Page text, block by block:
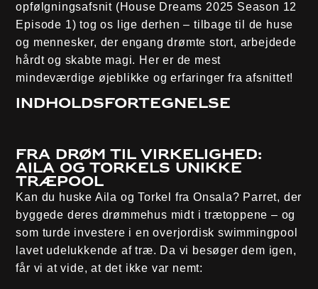
opfølgningsafsnit (House Dreams 2025 Season 12
Episode 1) tog os lige derhen – tilbage til de huse
og mennesker, der engang drømte stort, arbejdede
hårdt og skabte magi. Her er de mest
mindeværdige øjeblikke og erfaringer fra afsnittet!
Indholdsfortegnelse
Fra drøm til virkelighed:
Aila og Torkels unikke
træpool
Kan du huske Aila og Torkel fra Onsala? Parret, der
byggede deres drømmehus midt i trætoppene – og
som turde investere i en overjordisk swimmingpool
lavet udelukkende af træ. Da vi besøger dem igen,
får vi at vide, at det ikke var nemt: